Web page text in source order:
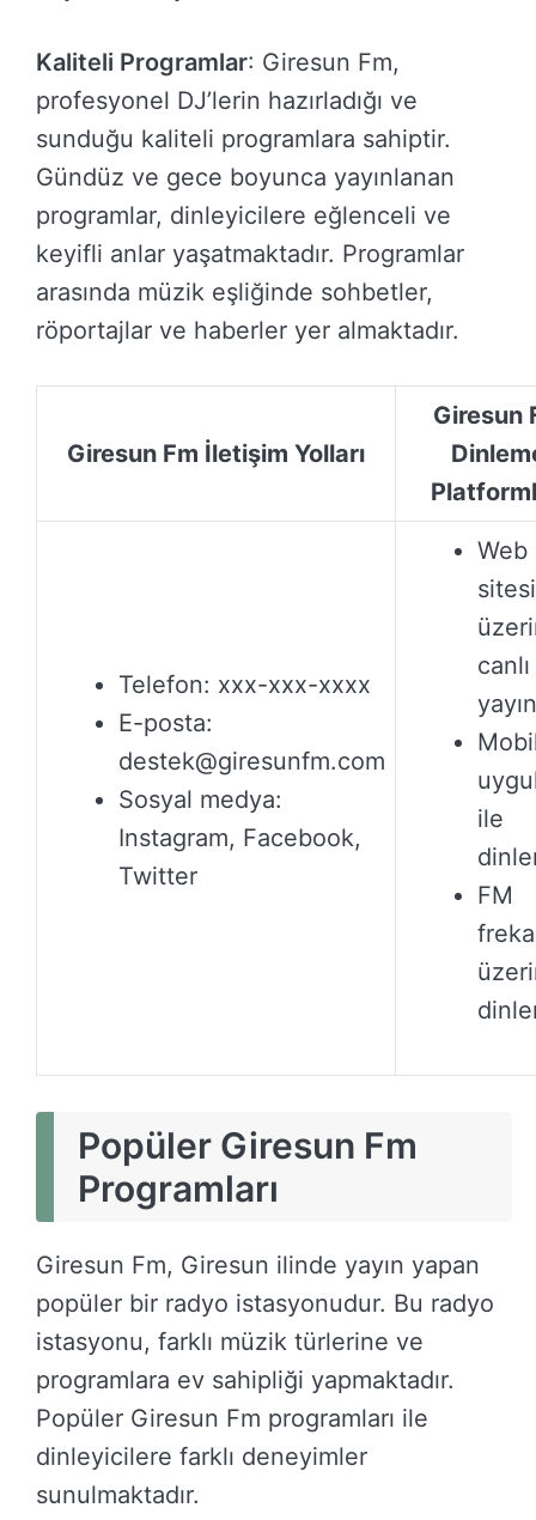
Kaliteli Programlar: Giresun Fm,
profesyonel DJ’lerin hazırladığı ve
sunduğu kaliteli programlara sahiptir.
Gündüz ve gece boyunca yayınlanan
programlar, dinleyicilere eğlenceli ve
keyifli anlar yaşatmaktadır. Programlar
arasında müzik eşliğinde sohbetler,
röportajlar ve haberler yer almaktadır.
Giresun Fm İletişim Yolları
Giresun
Telefon: xxx-xxx-xxxx
E-posta:
destek@giresunfm.com
Sosyal medya:
Instagram, Facebook,
Twitter
Web
sitesi
canlı
yayın
ile
FM
Popüler Giresun Fm
Programları
Giresun Fm, Giresun ilinde yayın yapan
popüler bir radyo istasyonudur. Bu radyo
istasyonu, farklı müzik türlerine ve
programlara ev sahipliği yapmaktadır.
Popüler Giresun Fm programları ile
dinleyicilere farklı deneyimler
sunulmaktadır.